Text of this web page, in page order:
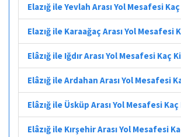
Elazığ ile Yevlah Arası Yol Mesafesi
Elazığ ile Karaağaç Arası Yol Mesafesi
Elâzığ ile Iğdır Arası Yol Mesafesi Kaç
Elâzığ ile Ardahan Arası Yol Mesafesi
Elâzığ ile Üsküp Arası Yol Mesafesi
Elâzığ ile Kırşehir Arası Yol Mesafesi